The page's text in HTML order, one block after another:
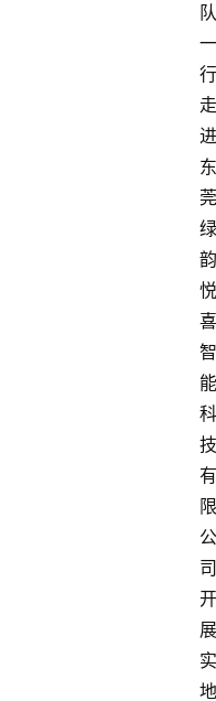
队
一
行
走
进
东
莞
绿
韵
悦
喜
智
能
科
技
有
限
公
司
开
展
实
地